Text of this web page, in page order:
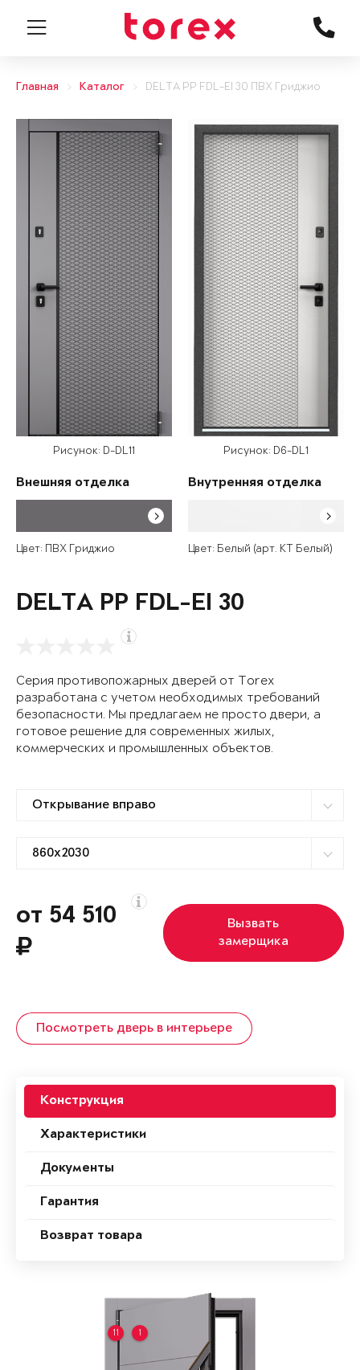
Главная Каталог DELTA PP FDL-EI 30 ПВХ Гриджио
Рисунок: D-DL11
Внешняя отделка
Цвет: ПВХ Гриджио
Рисунок: D6-DL1
Внутренняя отделка
Цвет: Белый (арт. КТ Белый)
DELTA PP FDL-EI 30
Серия противопожарных дверей от Torex
разработана с учетом необходимых требований
безопасности. Мы предлагаем не просто двери, а
готовое решение для современных жилых,
коммерческих и промышленных объектов.
от 54 510
Вызвать
замерщика
Посмотреть дверь в интерьере
Конструкция
Характеристики
Документы
Гарантия
Возврат товара
1
11